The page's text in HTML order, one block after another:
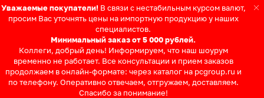
Уважаемые покупатели! В связи с нестабильным курсом валют,
просим Вас уточнять цены на импортную продукцию у наших
специалистов.
Минимальный заказ от 5 000 рублей.
Коллеги, добрый день! Информируем, что наш шоурум
временно не работает. Все консультации и прием заказов
продолжаем в онлайн-формате: через каталог на pcgroup.ru и
по телефону. Оперативно отвечаем, отгружаем, доставляем.
Спасибо за понимание!